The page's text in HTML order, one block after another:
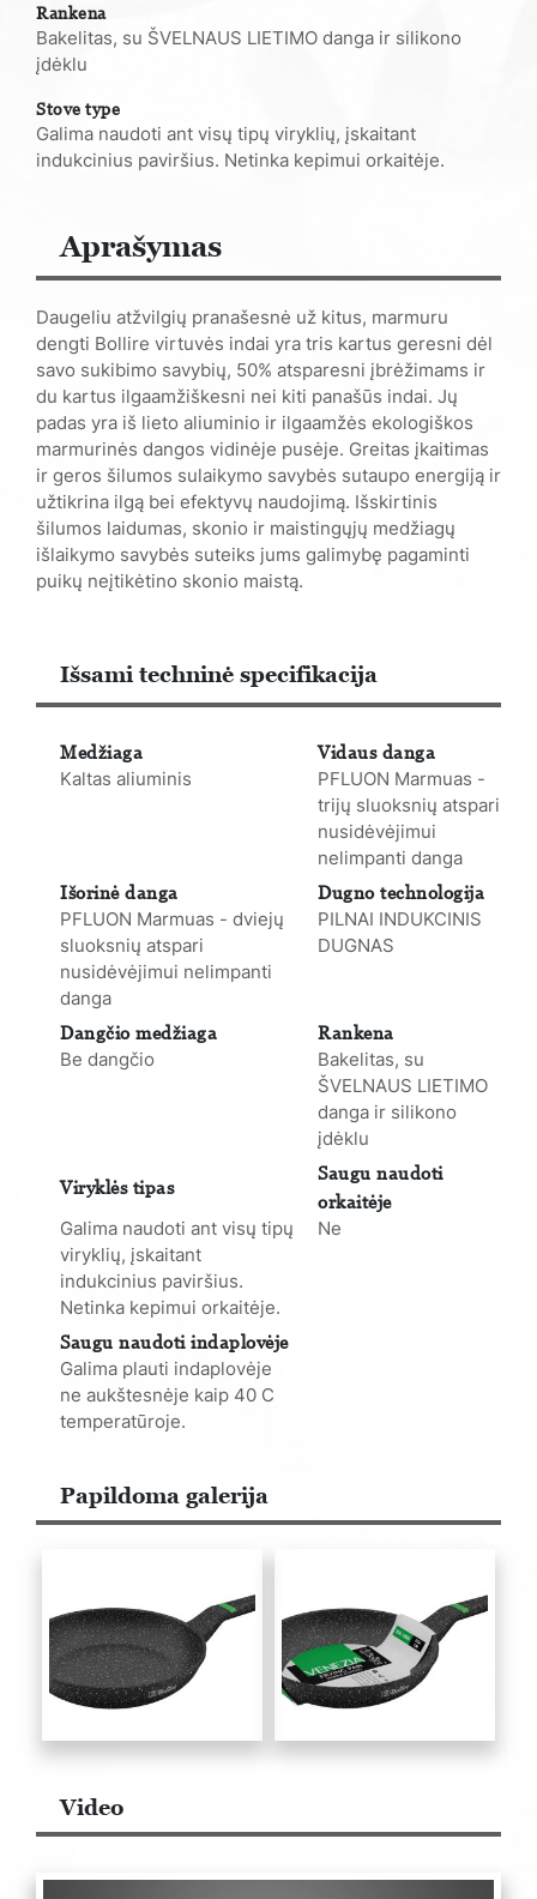
Rankena
Bakelitas, su ŠVELNAUS LIETIMO danga ir silikono
įdėklu
Stove type
Galima naudoti ant visų tipų viryklių, įskaitant
indukcinius paviršius. Netinka kepimui orkaitėje.
Aprašymas
Daugeliu atžvilgių pranašesnė už kitus, marmuru
dengti Bollire virtuvės indai yra tris kartus geresni dėl
savo sukibimo savybių, 50% atsparesni įbrėžimams ir
du kartus ilgaamžiškesni nei kiti panašūs indai. Jų
padas yra iš lieto aliuminio ir ilgaamžės ekologiškos
marmurinės dangos vidinėje pusėje. Greitas įkaitimas
ir geros šilumos sulaikymo savybės sutaupo energiją ir
užtikrina ilgą bei efektyvų naudojimą. Išskirtinis
šilumos laidumas, skonio ir maistingųjų medžiagų
išlaikymo savybės suteiks jums galimybę pagaminti
puikų neįtikėtino skonio maistą.
Išsami techninė specifikacija
Medžiaga Vidaus danga
Kaltas aliuminis
PFLUON Marmuas -
trijų sluoksnių atspari
nusidėvėjimui
nelimpanti danga
Išorinė danga Dugno technologija
PFLUON Marmuas - dviejų
sluoksnių atspari
nusidėvėjimui nelimpanti
danga
PILNAI INDUKCINIS
DUGNAS
Dangčio medžiaga Rankena
Be dangčio
Bakelitas, su
ŠVELNAUS LIETIMO
danga ir silikono
įdėklu
Viryklės tipas
Saugu naudoti
orkaitėje
Galima naudoti ant visų tipų
viryklių, įskaitant
indukcinius paviršius.
Netinka kepimui orkaitėje.
Ne
Saugu naudoti indaplovėje
Galima plauti indaplovėje
ne aukštesnėje kaip 40 C
temperatūroje.
Papildoma galerija
Video